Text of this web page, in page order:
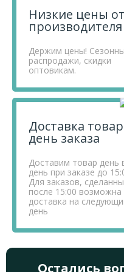
Низкие цены от
производителя
Держим цены!
распродажи, скидки
оптовикам.
Доставка
день заказа
Доставим товар день
день при заказе до
Для заказов,
после 15:00 возможна
доставка на
день
Остались